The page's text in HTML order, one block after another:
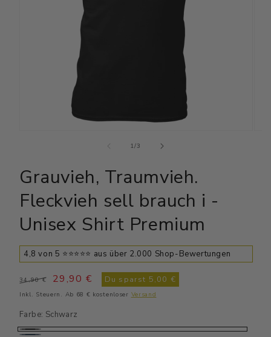
öffnen
1/von
3
Grauvieh, Traumvieh.
Fleckvieh sell brauch i -
Unisex Shirt Premium
4,8 von 5 ⭐⭐⭐⭐⭐ aus über 2.000 Shop-Bewertungen
Normaler
Preis
34,90 €
Verkaufspreis
29,90 € Du sparst 5,00 €
Inkl. Steuern. Ab 68 € kostenloser Versand
Farbe: Schwarz